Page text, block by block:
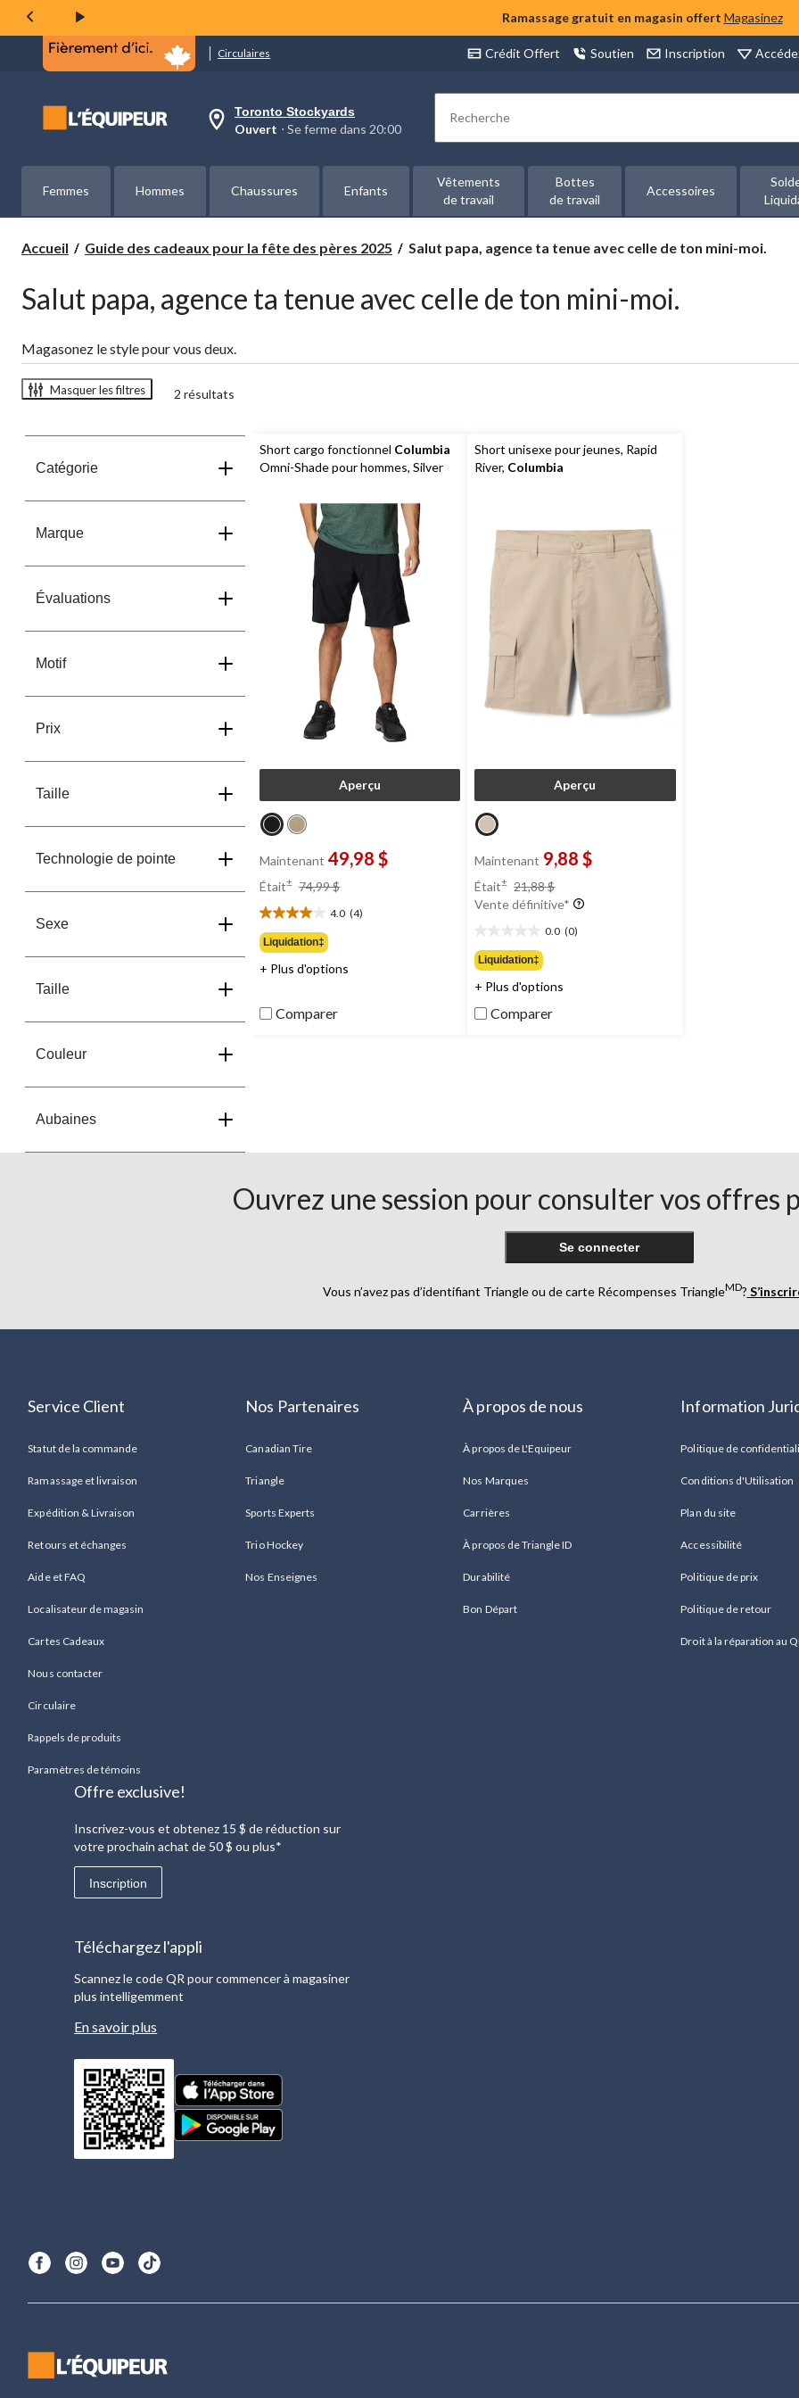
Ramassage gratuit en magasin offert Magasinez
Circulaires Crédit Offert Soutien Inscription
votre
est
Toronto
Stockyards,
ferme
20:00
cliquer
Toronto Stockyards
Ouvert ⋅ Se ferme dans 20:00 Rechercher
Femmes Hommes Chaussures Enfants
Vêtements
de travail
Bottes
de travail
Accessoires
Accueil Guide des cadeaux pour la fête des pères 2025
Salut
ta
tenue
de
Salut papa, agence ta tenue avec celle de ton mini-moi.
Salut papa, agence ta tenue avec celle de ton mini-moi.
Magasonez le style pour vous deux.
Masquer les filtres 2 résultats
Catégorie
Marque
Évaluations
Motif
Prix
Taille
Technologie de pointe
Sexe
Taille
Couleur
Aubaines
Short cargo fonctionnel Columbia
Omni-Shade pour hommes, Silver
Aperçu
Maintenant 49,98 $
Était± 74,99 $
74,99 $
4.0 (4)
4.0
étoile(s)
sur
5.
évaluations
Liquidation‡
+ Plus d'options
Comparer
Short unisexe pour jeunes, Rapid
River, Columbia
Aperçu
Maintenant 9,88 $
Était± 21,88 $
était
Vente définitive*
0.0 (0)
étoile(s)
sur
5.
Liquidation‡
+ Plus d'options
Comparer
Ouvrez une session pour consulter vos offres
Se connecter
Vous n’avez pas d’identifiant Triangle ou de carte Récompenses TriangleMD?
Service Client
Statut de la commande
Ramassage et livraison
Expédition & Livraison
Retours et échanges
Aide et FAQ
Localisateur de magasin
Cartes Cadeaux
Nous contacter
Circulaire
Rappels de produits
Paramètres de témoins
Nos Partenaires
Canadian Tire
Triangle
Sports Experts
Trio Hockey
Nos Enseignes
À propos de nous
À propos de L'Equipeur
Nos Marques
Carrières
À propos de Triangle ID
Durabilité
Bon Départ
Information
Politique de
Conditions d'Utilisation
Plan du site
Accessibilité
Politique de prix
Politique de retour
Droit à la réparation au
Offre exclusive!
Inscrivez-vous et obtenez 15 $ de réduction sur
votre prochain achat de 50 $ ou plus*
Inscription
Téléchargez l'appli
Scannez le code QR pour commencer à magasiner
plus intelligemment
En savoir plus